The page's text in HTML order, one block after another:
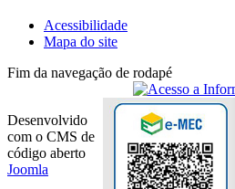
Acessibilidade
Mapa do site
Fim da navegação de rodapé
Desenvolvido
com o CMS de
código aberto
Joomla